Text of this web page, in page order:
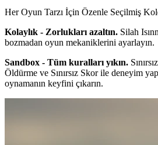
Her Oyun Tarzı İçin Özenle Seçilmiş
Kolaylık - Zorlukları azaltın. Silah
bozmadan oyun mekaniklerini ayarlayın.
Sandbox - Tüm kuralları yıkın.
Öldürme ve Sınırsız Skor ile deneyim
oynamanın keyfini çıkarın.